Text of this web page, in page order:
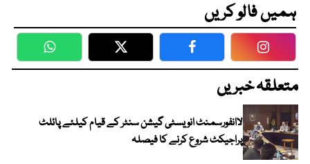
ہمیں فالو کریں
WhatsApp Twitter Facebook
متعلقہ خبریں
لاانفورسمنٹ انویسٹی گیشن سنٹر کے قیام کیلئے پائلٹ
پراجیکٹ شروع کرنے کا فیصلہ